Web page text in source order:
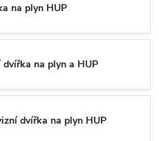
na plyn HUP
na plyn a HUP
dvířka na plyn HUP